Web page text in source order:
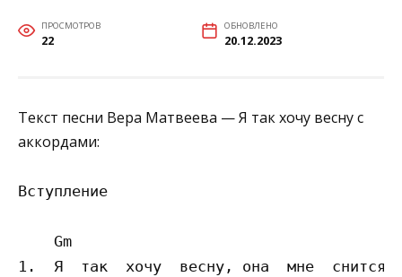
ПРОСМОТРОВ
22
ОБНОВЛЕНО
20.12.2023
Текст песни Вера Матвеева — Я так хочу весну с
аккордами:
Вступление
    Gm
1.  Я  так  хочу  весну, она  мне  снится